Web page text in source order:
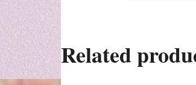
Related